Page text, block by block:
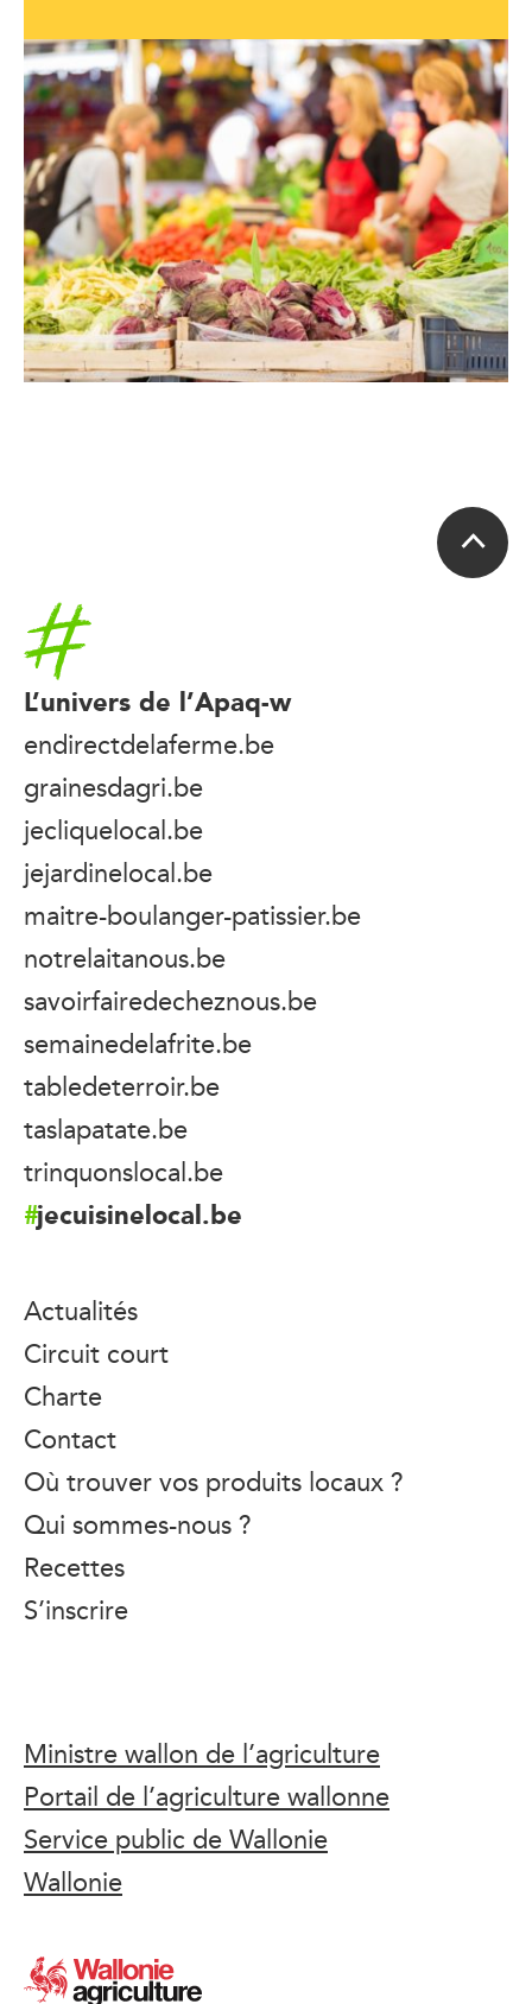
Accueil
L’univers de l’Apaq-w
endirectdelaferme.be
grainesdagri.be
jecliquelocal.be
jejardinelocal.be
maitre-boulanger-patissier.be
notrelaitanous.be
savoirfairedecheznous.be
semainedelafrite.be
tabledeterroir.be
taslapatate.be
trinquonslocal.be
jecuisinelocal.be
Actualités
Circuit court
Charte
Contact
Où trouver vos produits locaux ?
Qui sommes-nous ?
Recettes
S’inscrire
Ministre wallon de l’agriculture
Portail de l’agriculture wallonne
Service public de Wallonie
Wallonie